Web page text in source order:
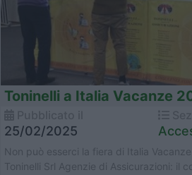
Toninelli a Italia Vacanze
25/02/2025
Non può esserci la fiera di Italia
Toninelli Srl Agenzie di Assicurazioni: il